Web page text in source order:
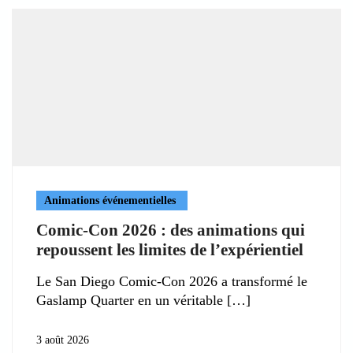
Animations événementielles
Comic-Con 2026 : des animations qui
repoussent les limites de l’expérientiel
Le San Diego Comic-Con 2026 a transformé le
Gaslamp Quarter en un véritable
3 août 2026